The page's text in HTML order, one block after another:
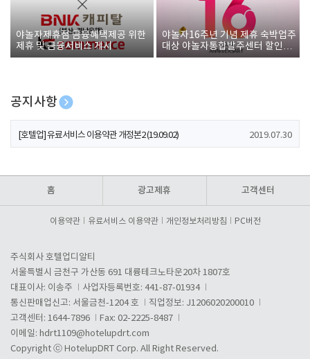
야놀자제휴점 금융혜택제공 위한
제휴 및 금융서비스 게시
야놀자16주년 기념 제휴 숙박업주
대상 야놀자통합발주센터 할인쿠
폰 증정
공지사항
[호텔업] 개인정보 처리방침 개정본1 (19.09.02)
[호텔업] 유료서비스 이용약관 개정본2 (19.09.02) 2019.07.30
홈 광고제휴 고객센터
이용약관 유료서비스 이용약관 개인정보처리방침 PC버전
주식회사 호텔업디알티
서울특별시 금천구 가산동 691 대륭테크노타운20차 1807호
대표이사: 이송주
사업자등록번호: 441-87-01934
통신판매업신고: 서울금천-1204 호
직업정보: J1206020200010
고객센터: 1644-7896
Fax: 02-2225-8487
이메일: hdrt1109@hotelupdrt.com
Copyright ⓒ HotelupDRT Corp. All Right Reserved.